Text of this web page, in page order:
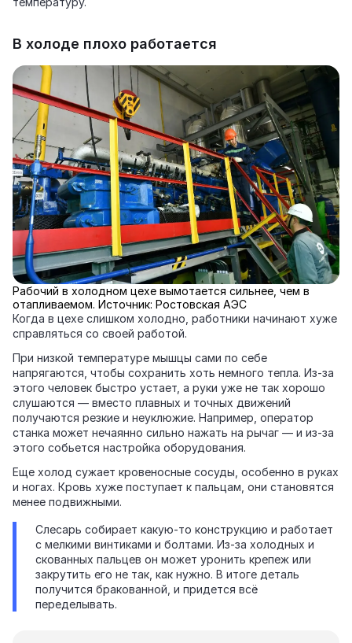
В холоде плохо работается
Рабочий в холодном цехе вымотается сильнее, чем в
отапливаемом. Источник: Ростовская АЭС
Когда в цехе слишком холодно, работники начинают хуже
справляться со своей работой.
При низкой температуре мышцы сами по себе
напрягаются, чтобы сохранить хоть немного тепла. Из‑за
этого человек быстро устает, а руки уже не так хорошо
слушаются — вместо плавных и точных движений
получаются резкие и неуклюжие. Например, оператор
станка может нечаянно сильно нажать на рычаг — и из‑за
этого собьется настройка оборудования.
Еще холод сужает кровеносные сосуды, особенно в руках
и ногах. Кровь хуже поступает к пальцам, они становятся
менее подвижными.
Слесарь собирает какую‑то конструкцию и работает
с мелкими винтиками и болтами. Из‑за холодных и
скованных пальцев он может уронить крепеж или
закрутить его не так, как нужно. В итоге деталь
получится бракованной, и придется всё
переделывать.